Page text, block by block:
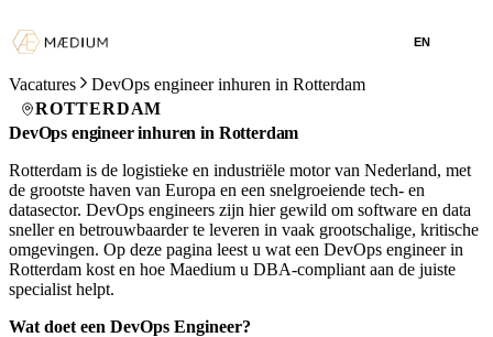
EN
Vacatures
DevOps engineer inhuren in Rotterdam
ROTTERDAM
DevOps engineer inhuren in Rotterdam
Rotterdam is de logistieke en industriële motor van Nederland, met
de grootste haven van Europa en een snelgroeiende tech- en
datasector. DevOps engineers zijn hier gewild om software en data
sneller en betrouwbaarder te leveren in vaak grootschalige, kritische
omgevingen. Op deze pagina leest u wat een DevOps engineer in
Rotterdam kost en hoe Maedium u DBA-compliant aan de juiste
specialist helpt.
Wat doet een DevOps Engineer?